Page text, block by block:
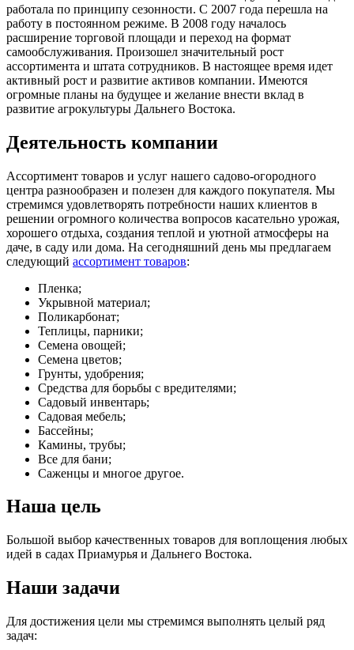
работала по принципу сезонности. С 2007 года перешла на
работу в постоянном режиме. В 2008 году началось
расширение торговой площади и переход на формат
самообслуживания. Произошел значительный рост
ассортимента и штата сотрудников. В настоящее время идет
активный рост и развитие активов компании. Имеются
огромные планы на будущее и желание внести вклад в
развитие агрокультуры Дальнего Востока.
Деятельность компании
Ассортимент товаров и услуг нашего садово-огородного
центра разнообразен и полезен для каждого покупателя. Мы
стремимся удовлетворять потребности наших клиентов в
решении огромного количества вопросов касательно урожая,
хорошего отдыха, создания теплой и уютной атмосферы на
даче, в саду или дома. На сегодняшний день мы предлагаем
следующий ассортимент товаров:
Пленка;
Укрывной материал;
Поликарбонат;
Теплицы, парники;
Семена овощей;
Семена цветов;
Грунты, удобрения;
Средства для борьбы с вредителями;
Садовый инвентарь;
Садовая мебель;
Бассейны;
Камины, трубы;
Все для бани;
Саженцы и многое другое.
Наша цель
Большой выбор качественных товаров для воплощения любых
идей в садах Приамурья и Дальнего Востока.
Наши задачи
Для достижения цели мы стремимся выполнять целый ряд
задач: